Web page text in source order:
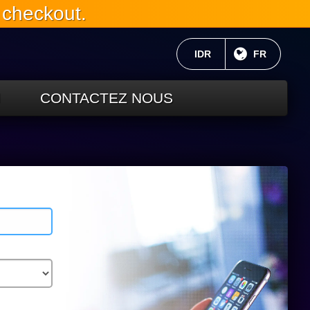
LANGUE
FR
MONNAIE ACTUELLE:
IDR
CONTACTEZ NOUS